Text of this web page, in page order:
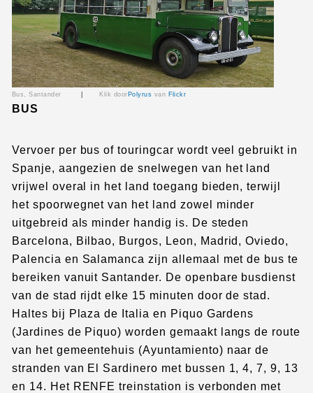
Bus, Santander Klik door Polyrus van Flickr
BUS
Vervoer per bus of touringcar wordt veel gebruikt in
Spanje, aangezien de snelwegen van het land
vrijwel overal in het land toegang bieden, terwijl
het spoorwegnet van het land zowel minder
uitgebreid als minder handig is. De steden
Barcelona, Bilbao, Burgos, Leon, Madrid, Oviedo,
Palencia en Salamanca zijn allemaal met de bus te
bereiken vanuit Santander. De openbare busdienst
van de stad rijdt elke 15 minuten door de stad.
Haltes bij Plaza de Italia en Piquo Gardens
(Jardines de Piquo) worden gemaakt langs de route
van het gemeentehuis (Ayuntamiento) naar de
stranden van El Sardinero met bussen 1, 4, 7, 9, 13
en 14. Het RENFE treinstation is verbonden met